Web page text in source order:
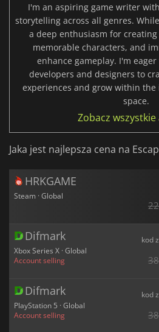
I'm an aspiring game writer
storytelling across all genres.
a deep enthusiasm for
memorable characters, and
enhance gameplay. I'm
developers and designers to
experiences and grow within
space.
Zobacz wszystkie
Jaka jest najlepsza cena na
HRKGAME
Steam · Global
Difmark
Xbox Series X · Global
Account selling
kod
Difmark
PlayStation 5 · Global
Account selling
kod